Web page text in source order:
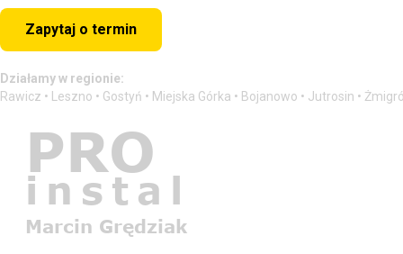
Zapytaj o termin
Działamy w regionie:
Rawicz • Leszno • Gostyń • Miejska Górka • Bojanowo • Jutrosin •